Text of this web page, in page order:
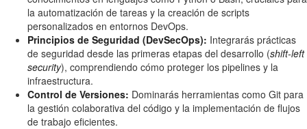
la automatización de tareas y la creación de scripts
personalizados en entornos DevOps.
Principios de Seguridad (DevSecOps): Integrarás prácticas
de seguridad desde las primeras etapas del desarrollo (shift-left
security), comprendiendo cómo proteger los pipelines y la
infraestructura.
Control de Versiones: Dominarás herramientas como Git para
la gestión colaborativa del código y la implementación de flujos
de trabajo eficientes.